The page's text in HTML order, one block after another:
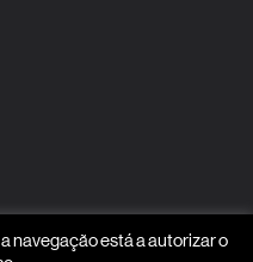
navegação está a autorizar o